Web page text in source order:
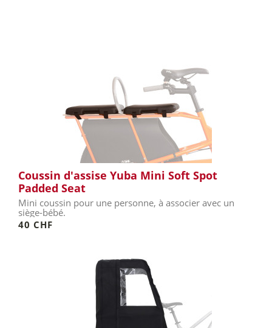
Coussin d'assise Yuba Mini Soft Spot
Padded Seat
Mini coussin pour une personne, à associer avec un
siège-bébé.
40 CHF